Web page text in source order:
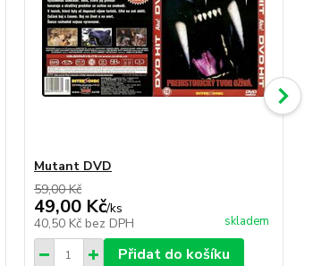
Mutant DVD
59,00 Kč
49,00 Kč/ks
40,50 Kč bez DPH skladem
Přidat do košíku